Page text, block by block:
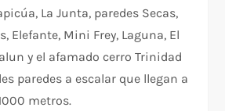
La Junta, paredes Secas,
Elefante, Mini Frey, Laguna, El
y el afamado cerro Trinidad
paredes a escalar que llegan a
metros.